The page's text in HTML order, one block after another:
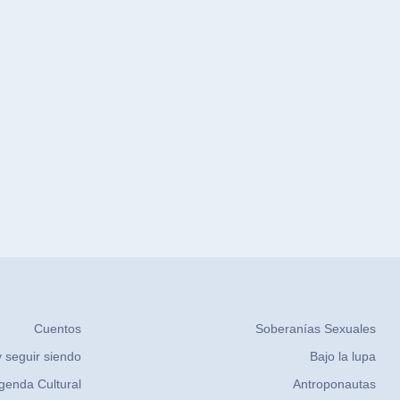
Cuentos
seguir siendo
Cultural
Soberanías Sexuales
Bajo la lupa
Antroponautas